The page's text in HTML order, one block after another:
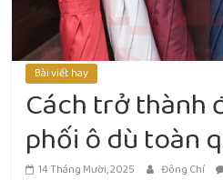
Bài viết hay
Cách trở thành
phối ô dù toàn
14 Tháng Mười, 2025 Đông Chí